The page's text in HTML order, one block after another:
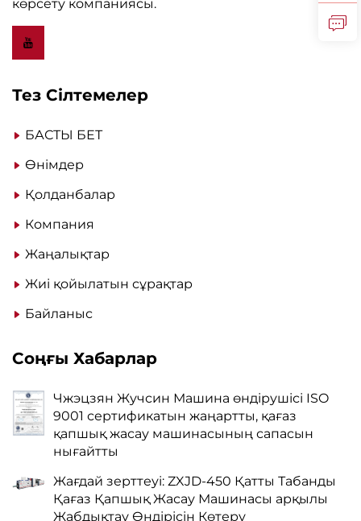
көрсету компаниясы.
Тез Сілтемелер
БАСТЫ БЕТ
Өнімдер
Қолданбалар
Компания
Жаңалықтар
Жиі қойылатын сұрақтар
Байланыс
Соңғы Хабарлар
Чжэцзян Жучсин Машина өндірушісі ISO
9001 сертификатын жаңартты, қағаз
қапшық жасау машинасының сапасын
нығайтты
Жағдай зерттеуі: ZXJD-450 Қатты Табанды
Қағаз Қапшық Жасау Машинасы арқылы
Жабдықтау Өндірісін Көтеру